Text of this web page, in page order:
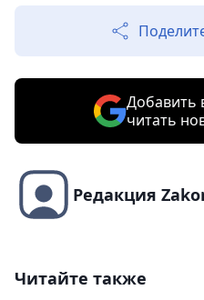
Добавить
читать
Редакция
Читайте также